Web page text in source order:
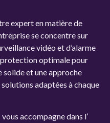
expert en matière de
se concentre sur
vidéo et d’alarme
optimale pour
solide et une approche
adaptées à chaque
accompagne dans l’